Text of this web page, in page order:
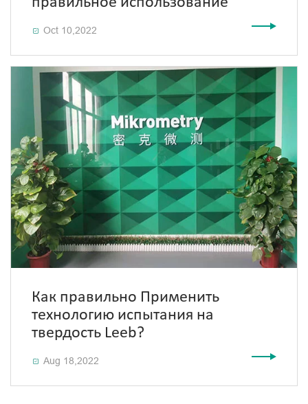
 Oct 10,2022
Как правильно Применить
технологию испытания на
твердость Leeb?
 Aug 18,2022